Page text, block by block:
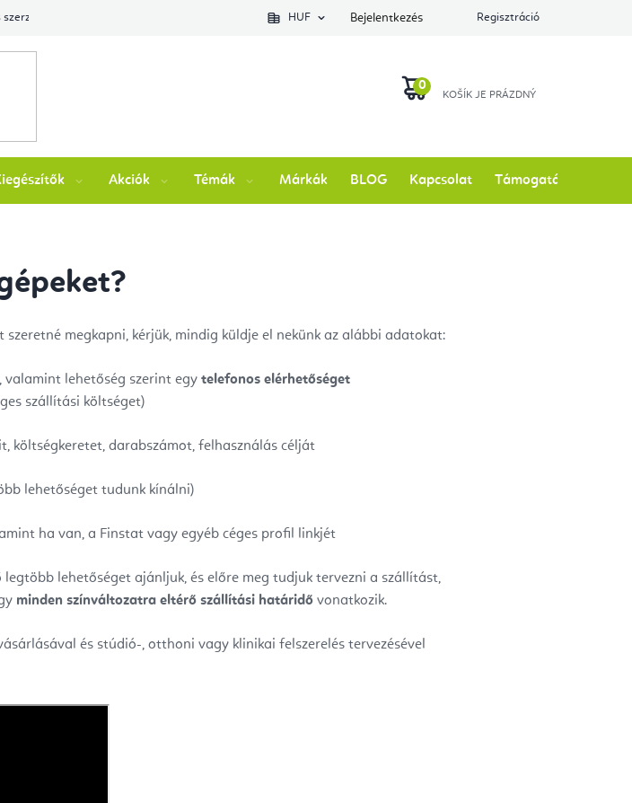
feltételek Ellenőrizze a rendelés állapotátHUF Bejelentkezés Regisztráció
Akciók Témák Márkák BLOG Kapcsolat Támogatás
megkapni, kérjük, mindig küldje el nekünk az alábbi adatokat:
valamint lehetőség szerint egy telefonos elérhetőséget
szállítási költséget)
költségkeretet, darabszámot, felhasználás célját
lehetőséget tudunk kínálni)
ha van, a Finstat vagy egyéb céges profil linkjét
lehetőséget ajánljuk, és előre meg tudjuk tervezni a szállítást,
minden színváltozatra eltérő szállítási határidő vonatkozik.
és stúdió-, otthoni vagy klinikai felszerelés tervezésével